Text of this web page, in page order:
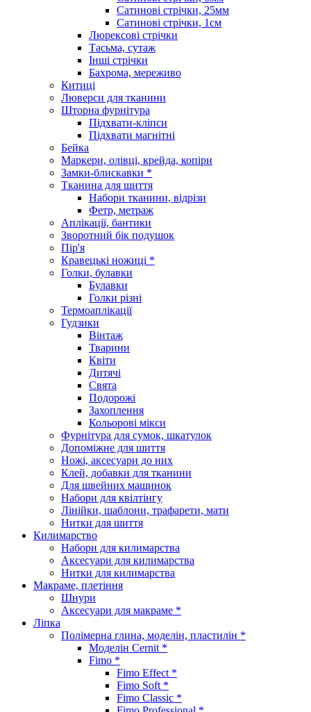
Сатинові стрічки, 25мм
Сатинові стрічки, 1см
Люрексові стрічки
Тасьма, сутаж
Інші стрічки
Бахрома, мереживо
Китиці
Люверси для тканини
Шторна фурнітура
Підхвати-кліпси
Підхвати магнітні
Бейка
Маркери, олівці, крейда, копіри
Замки-блискавки *
Тканина для шиття
Набори тканини, відрізи
Фетр, метраж
Аплікації, бантики
Зворотний бік подушок
Пір'я
Кравецькі ножиці *
Голки, булавки
Булавки
Голки різні
Термоаплікації
Гудзики
Вінтаж
Тварини
Квіти
Дитячі
Свята
Подорожі
Захоплення
Кольорові мікси
Фурнітура для сумок, шкатулок
Допоміжне для шиття
Ножі, аксесуари до них
Клей, добавки для тканини
Для швейних машинок
Набори для квілтінгу
Лінійки, шаблони, трафарети, мати
Нитки для шиття
Килимарство
Набори для килимарства
Аксесуари для килимарства
Нитки для килимарства
Макраме, плетіння
Шнури
Аксесуари для макраме *
Ліпка
Полімерна глина, моделін, пластилін *
Моделін Cernit *
Fimo *
Fimo Effect *
Fimo Soft *
Fimo Classic *